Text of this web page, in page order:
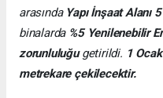
arasında Yapı İnşaat Alanı
binalarda%5 Yenilenebilir
zorunluluğugetirildi. 1
metrekare çekilecektir.